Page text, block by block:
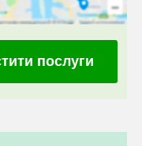
послуги